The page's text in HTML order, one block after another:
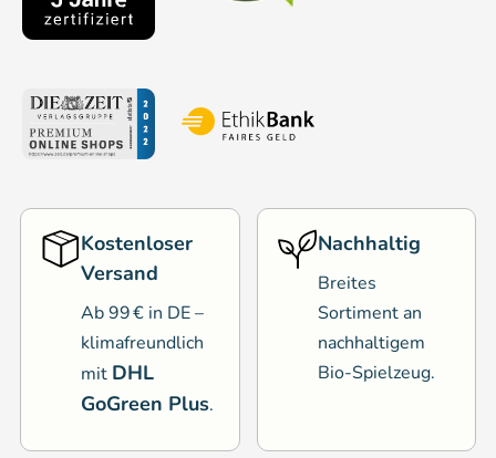
Kostenloser
Versand
Ab 99 € in DE –
klimafreundlich
mit DHL
GoGreen Plus.
Nachhaltig
Breites
Sortiment an
nachhaltigem
Bio-Spielzeug.